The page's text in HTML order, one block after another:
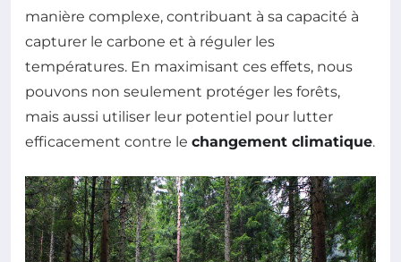
manière complexe, contribuant à sa capacité à
capturer le carbone et à réguler les
températures. En maximisant ces effets, nous
pouvons non seulement protéger les forêts,
mais aussi utiliser leur potentiel pour lutter
efficacement contre le changement climatique.